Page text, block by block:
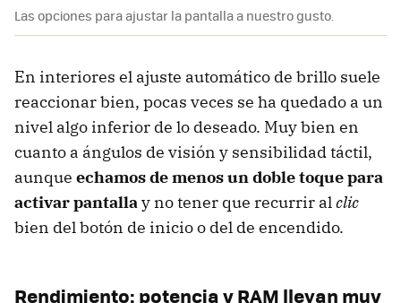
Las opciones para ajustar la pantalla a nuestro gusto.
En interiores el ajuste automático de brillo suele
reaccionar bien, pocas veces se ha quedado a un
nivel algo inferior de lo deseado. Muy bien en
cuanto a ángulos de visión y sensibilidad táctil,
aunque echamos de menos un doble toque para
activar pantallay no tener que recurrir alclic
bien del botón de inicio o del de encendido.
Rendimiento: potencia y RAM llevan muy